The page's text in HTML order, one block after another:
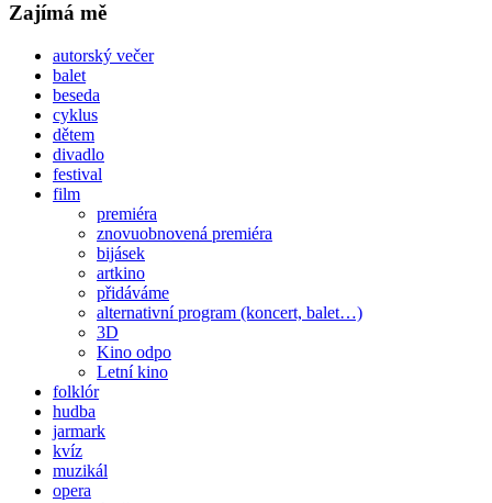
Zajímá mě
autorský večer
balet
beseda
cyklus
dětem
divadlo
festival
film
premiéra
znovuobnovená premiéra
bijásek
artkino
přidáváme
alternativní program (koncert, balet…)
3D
Kino odpo
Letní kino
folklór
hudba
jarmark
kvíz
muzikál
opera